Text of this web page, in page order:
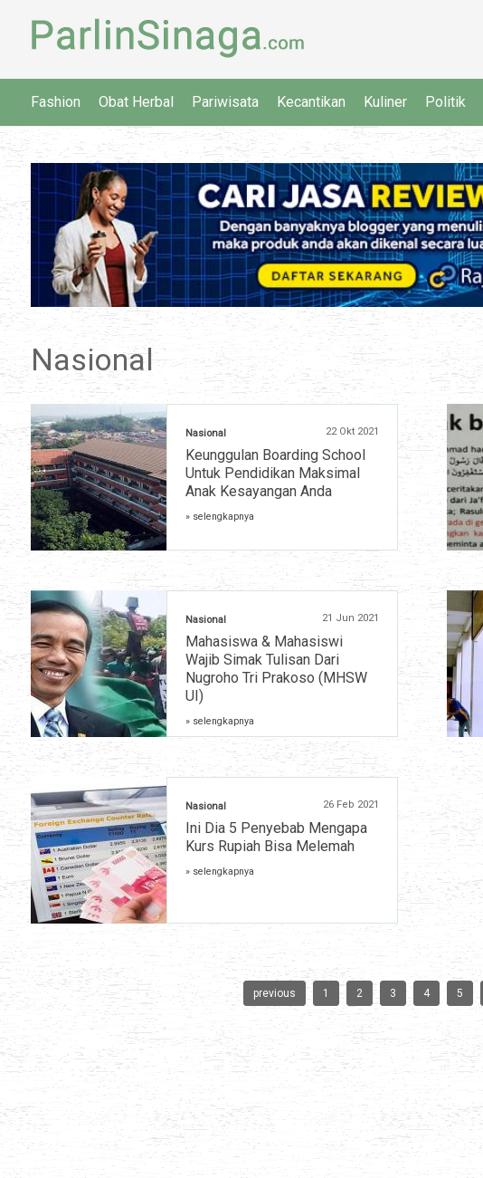
Fashion Obat Herbal Pariwisata Kecantikan Kuliner Politik
Nasional
Nasional 22 Okt 2021
Keunggulan Boarding School
Untuk Pendidikan Maksimal
Anak Kesayangan Anda
» selengkapnya
Nasional 21 Jun 2021
Mahasiswa & Mahasiswi
Wajib Simak Tulisan Dari
Nugroho Tri Prakoso (MHSW
UI)
» selengkapnya
Nasional 26 Feb 2021
Ini Dia 5 Penyebab Mengapa
Kurs Rupiah Bisa Melemah
» selengkapnya
previous 1 2 3 4 5